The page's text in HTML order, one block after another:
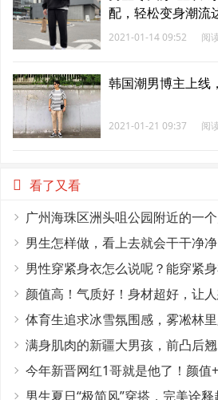
配，轻松变身潮流
2021-01-14 09:52 阅
韩国潮男博主上线
2021-01-21 09:37 阅
看了又看
广州海珠区洲头咀公园附近的一
男生怎样做，看上去就会干干净
男性穿紧身衣怎么说呢？能穿紧
这4个条件
颜值高！气质好！身材超好，让
体育生追求冰雪氛围感，雾凇林
满身肌肉的新疆大男孩，前凸后
今年新晋网红1哥就是他了！颜值
男生夏日“极简风”穿搭，完美诠